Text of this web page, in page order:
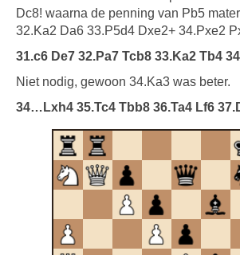
Dc8! waarna de penning van Pb5
32.Ka2 Da6 33.P5d4 Dxe2+ 34.Pxe2
31.c6 De7 32.Pa7 Tcb8 33.Ka2 Tb4
Niet nodig, gewoon 34.Ka3 was beter.
34…Lxh4 35.Tc4 Tbb8 36.Ta4 Lf6